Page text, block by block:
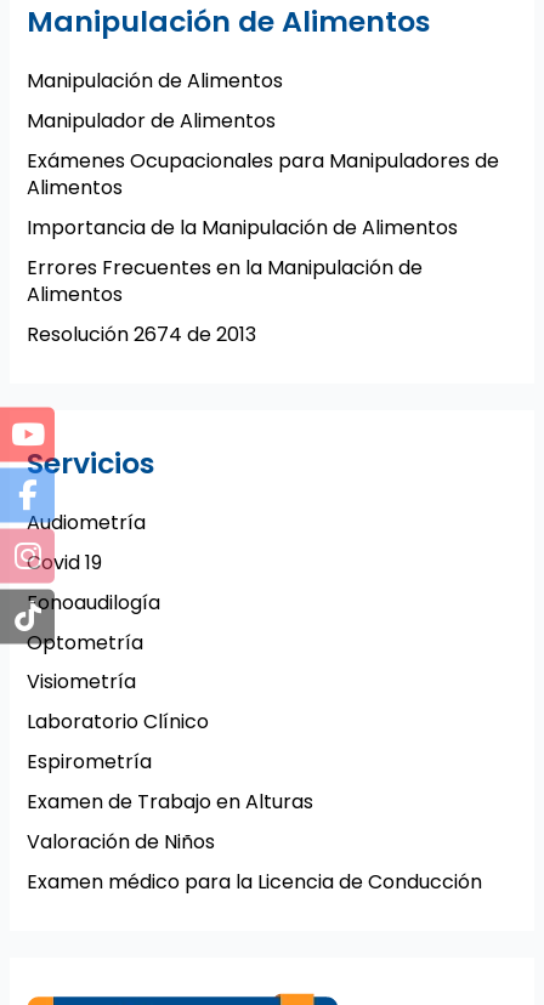
Manipulación de Alimentos
Manipulación de Alimentos
Manipulador de Alimentos
Exámenes Ocupacionales para Manipuladores de
Alimentos
Importancia de la Manipulación de Alimentos
Errores Frecuentes en la Manipulación de
Alimentos
Resolución 2674 de 2013
Servicios
Audiometría
Covid 19
Fonoaudilogía
Optometría
Visiometría
Laboratorio Clínico
Espirometría
Examen de Trabajo en Alturas
Valoración de Niños
Examen médico para la Licencia de Conducción